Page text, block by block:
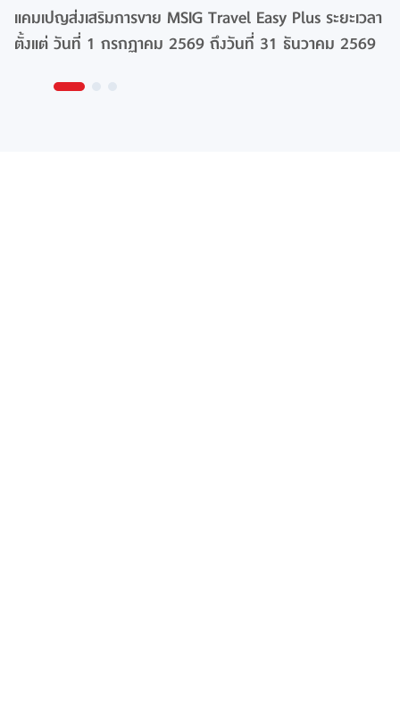
แคมเปญส่งเสริมการขาย MSIG Travel Easy Plus ระยะเวลา
ตั้งแต่ วันที่ 1 กรกฏาคม 2569 ถึงวันที่ 31 ธันวาคม 2569